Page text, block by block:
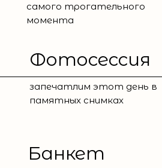
самого трогательного
момента
Фотосессия
запечатлим этот день в
памятных снимках
Банкет